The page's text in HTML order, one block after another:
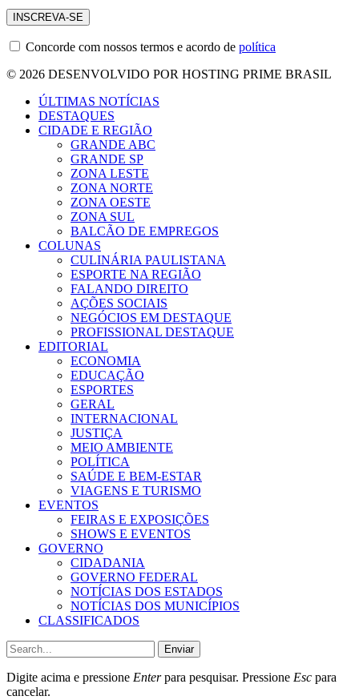
Concorde com nossos termos e acordo de política
© 2026 DESENVOLVIDO POR HOSTING PRIME BRASIL
ÚLTIMAS NOTÍCIAS
DESTAQUES
CIDADE E REGIÃO
GRANDE ABC
GRANDE SP
ZONA LESTE
ZONA NORTE
ZONA OESTE
ZONA SUL
BALCÃO DE EMPREGOS
COLUNAS
CULINÁRIA PAULISTANA
ESPORTE NA REGIÃO
FALANDO DIREITO
AÇÕES SOCIAIS
NEGÓCIOS EM DESTAQUE
PROFISSIONAL DESTAQUE
EDITORIAL
ECONOMIA
EDUCAÇÃO
ESPORTES
GERAL
INTERNACIONAL
JUSTIÇA
MEIO AMBIENTE
POLÍTICA
SAÚDE E BEM-ESTAR
VIAGENS E TURISMO
EVENTOS
FEIRAS E EXPOSIÇÕES
SHOWS E EVENTOS
GOVERNO
CIDADANIA
GOVERNO FEDERAL
NOTÍCIAS DOS ESTADOS
NOTÍCIAS DOS MUNICÍPIOS
CLASSIFICADOS
Enviar
Digite acima e pressione Enterpara pesquisar. Pressione Esc para
cancelar.